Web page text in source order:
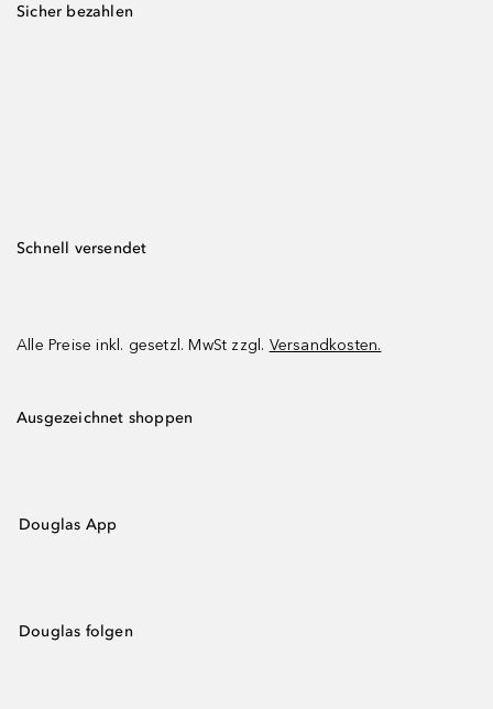
Sicher bezahlen
Schnell versendet
Alle Preise inkl. gesetzl. MwSt zzgl. Versandkosten.
Ausgezeichnet shoppen
Douglas App
Douglas folgen